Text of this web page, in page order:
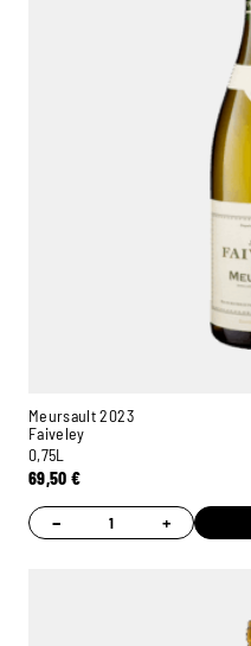
Meursault 2023
Faiveley
0,75L
69,50€
− +